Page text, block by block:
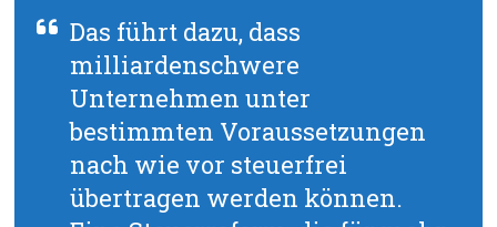
Das führt dazu, dass
milliardenschwere
Unternehmen unter
bestimmten Voraussetzungen
nach wie vor steuerfrei
übertragen werden können.